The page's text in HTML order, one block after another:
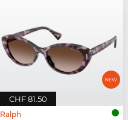
CHF 81.50
Ralph